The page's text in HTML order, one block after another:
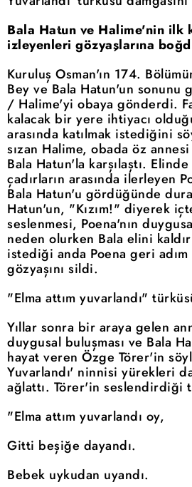
Bala Hatun ve Halime'nin ilk
izleyenleri gözyaşlarına
Kuruluş Osman'ın 174.
Bey ve Bala Hatun'un sonunu
/ Halime'yi obaya gönderdi.
kalacak bir yere ihtiyacı
arasında katılmak istediğini
sızan Halime, obada öz
Bala Hatun'la karşılaştı. Elinde
çadırların arasında ilerleyen
Bala Hatun'u gördüğünde
Hatun'un, "Kızım!" diyerek
seslenmesi, Poena'nın
neden olurken Bala elini
istediği anda Poena geri
gözyaşını sildi.
"Elma attım yuvarlandı"
Yıllar sonra bir araya gelen
duygusal buluşması ve Bala
hayat veren Özge Törer'in
Yuvarlandı' ninnisi yürekleri
ağlattı. Törer'in seslendirdiği
"Elma attım yuvarlandı oy,
Gitti beşiğe dayandı.
Bebek uykudan uyandı.